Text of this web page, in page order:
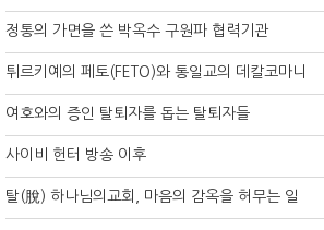
정통의 가면을 쓴 박옥수 구원파 협력기관
튀르키예의 페토(FETO)와 통일교의 데칼코마니
여호와의 증인 탈퇴자를 돕는 탈퇴자들
사이비 헌터 방송 이후
탈(脫) 하나님의교회, 마음의 감옥을 허무는 일